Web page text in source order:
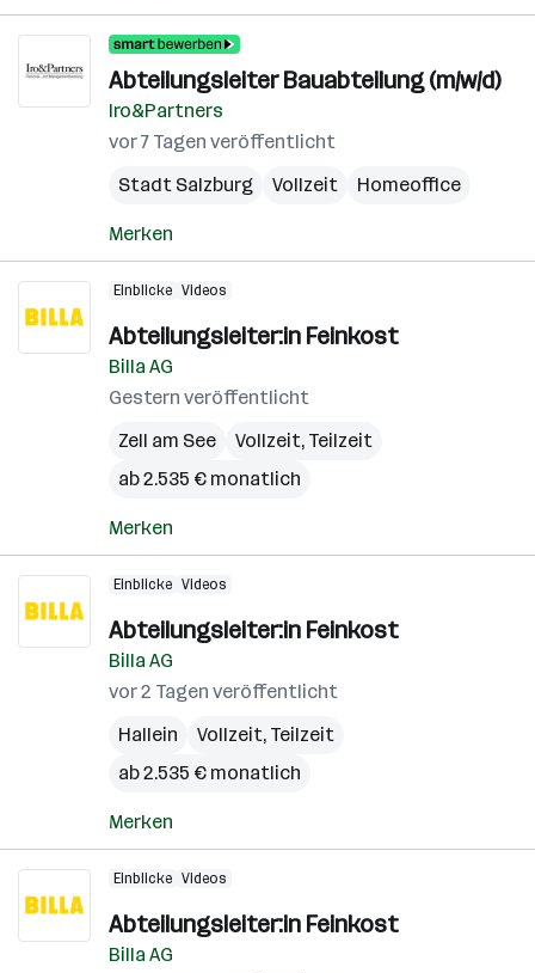
Abteilungsleiter Bauabteilung (m/w/d)
Iro&Partners
vor 7 Tagen veröffentlicht
Stadt Salzburg
Vollzeit Homeoffice
Merken
Einblicke Videos
Abteilungsleiter:in Feinkost
Billa AG
Gestern veröffentlicht
Zell am See
Vollzeit, Teilzeit
ab 2.535 € monatlich
Merken
Einblicke Videos
Abteilungsleiter:in Feinkost
Billa AG
vor 2 Tagen veröffentlicht
Hallein
Vollzeit, Teilzeit
ab 2.535 € monatlich
Merken
Einblicke Videos
Abteilungsleiter:in Feinkost
Billa AG